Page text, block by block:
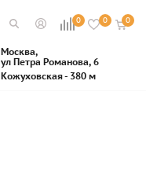
0 0 0
Москва,
ул Петра Романова, 6
Кожуховская - 380 м